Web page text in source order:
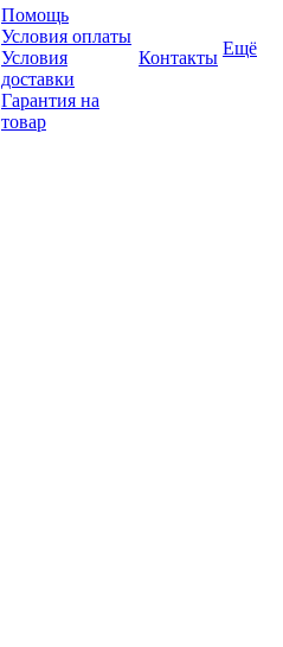
Помощь
Условия оплаты
Условия
доставки
Гарантия на
товар
Контакты Ещё